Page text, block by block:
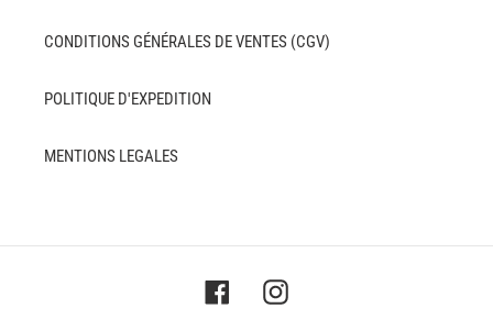
CONDITIONS GÉNÉRALES DE VENTES (CGV)
POLITIQUE D'EXPEDITION
MENTIONS LEGALES
FacebookInstagram